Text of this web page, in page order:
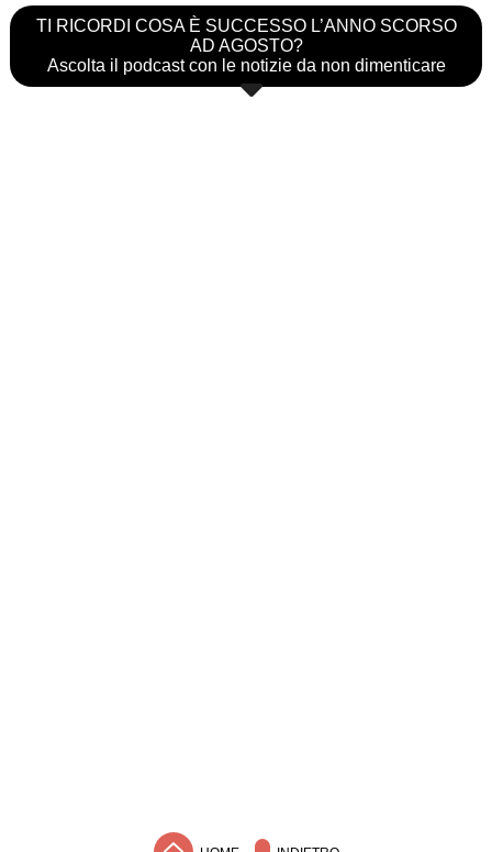
TI RICORDI COSA È SUCCESSO L’ANNO SCORSO
AD AGOSTO?
Ascolta il podcast con le notizie da non dimenticare